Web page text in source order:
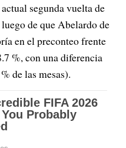
segunda vuelta de
de que Abelardo de
en el preconteo frente
%, con una diferencia
de las mesas).